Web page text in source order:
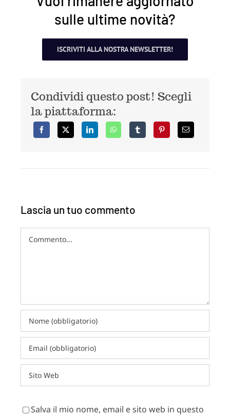
sulle ultime novità?
ISCRIVITI ALLA NOSTRA NEWSLETTER!
Condividi questo post! Scegli
la piattaforma:
Lascia un tuo commento
Commento
Salva il mio nome, email e sito web in questo